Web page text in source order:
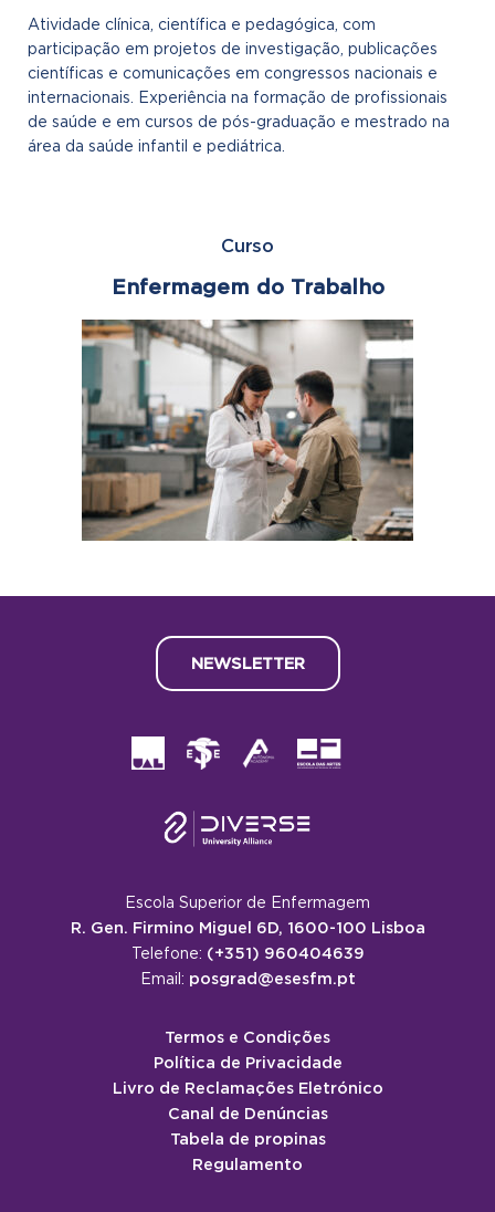
Atividade clínica, científica e pedagógica, com
participação em projetos de investigação, publicações
científicas e comunicações em congressos nacionais e
internacionais. Experiência na formação de profissionais
de saúde e em cursos de pós-graduação e mestrado na
área da saúde infantil e pediátrica.
Curso
Enfermagem do Trabalho
NEWSLETTER
Escola Superior de Enfermagem
R. Gen. Firmino Miguel 6D, 1600-100 Lisboa
Telefone: (+351) 960404639
Email: posgrad@esesfm.pt
Termos e Condições
Política de Privacidade
Livro de Reclamações Eletrónico
Canal de Denúncias
Tabela de propinas
Regulamento